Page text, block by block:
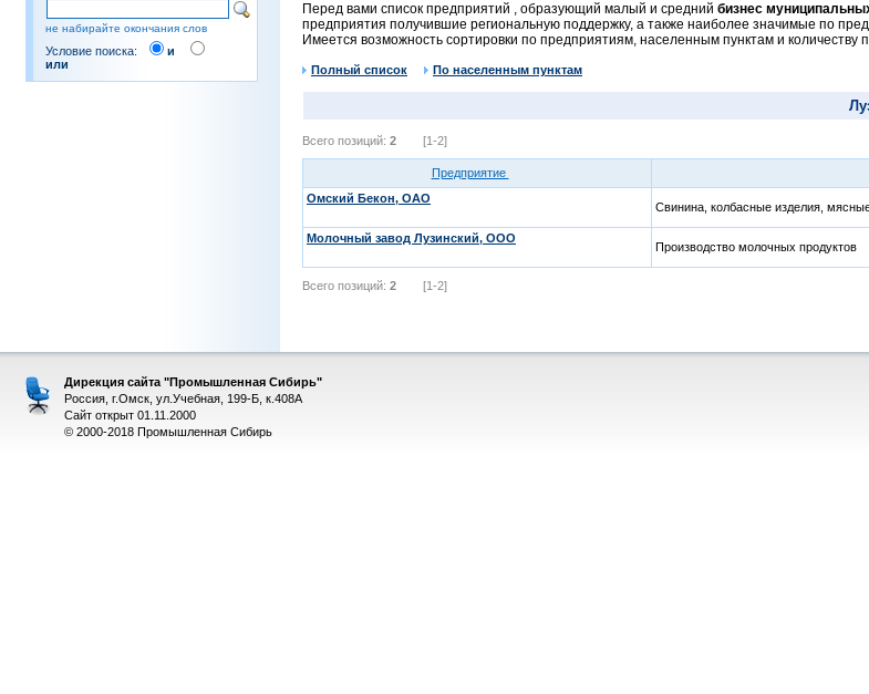
не набирайте окончания слов
Условие поиска:
и
или
Перед вами список предприятий , образующий малый и средний бизнес
предприятия получившие региональную поддержку, а также наиболее значимые по
Имеется возможность сортировки по предприятиям, населенным пунктам и
Полный список По населенным пунктам
Всего позиций: 2 [1-2]
Предприятие
Омский Бекон, ОАО
Свинина, колбасные изделия,
Молочный завод Лузинский, ООО
Производство молочных продуктов
Всего позиций: 2 [1-2]
Дирекция сайта "Промышленная Сибирь"
Россия, г.Омск, ул.Учебная, 199-Б, к.408А
Сайт открыт 01.11.2000
© 2000-2018 Промышленная Сибирь